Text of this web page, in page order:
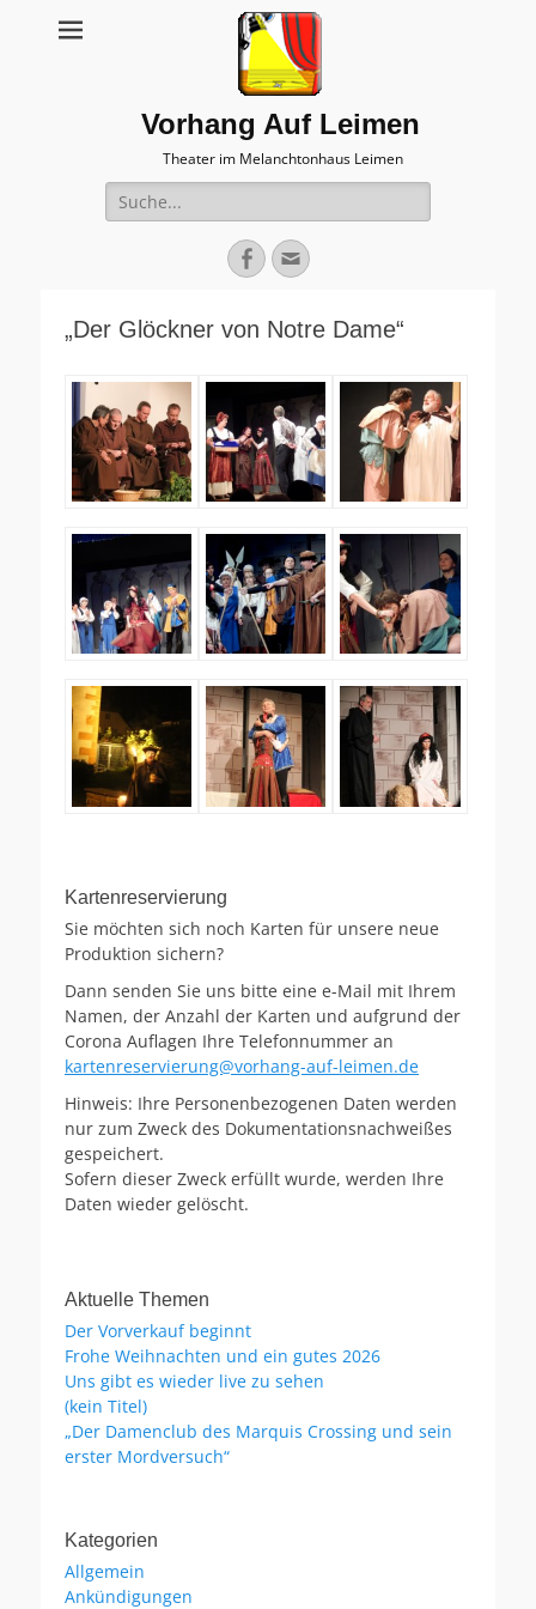
Vorhang Auf Leimen
Theater im Melanchtonhaus Leimen
Suche
nach:
Facebook
E-
Mail
„Der Glöckner von Notre Dame“
Kartenreservierung
Sie möchten sich noch Karten für unsere neue
Produktion sichern?
Dann senden Sie uns bitte eine e-Mail mit Ihrem
Namen, der Anzahl der Karten und aufgrund der
Corona Auflagen Ihre Telefonnummer an
kartenreservierung@vorhang-auf-leimen.de
Hinweis: Ihre Personenbezogenen Daten werden
nur zum Zweck des Dokumentationsnachweißes
gespeichert.
Sofern dieser Zweck erfüllt wurde, werden Ihre
Daten wieder gelöscht.
Aktuelle Themen
Der Vorverkauf beginnt
Frohe Weihnachten und ein gutes 2026
Uns gibt es wieder live zu sehen
(kein Titel)
„Der Damenclub des Marquis Crossing und sein
erster Mordversuch“
Kategorien
Allgemein
Ankündigungen